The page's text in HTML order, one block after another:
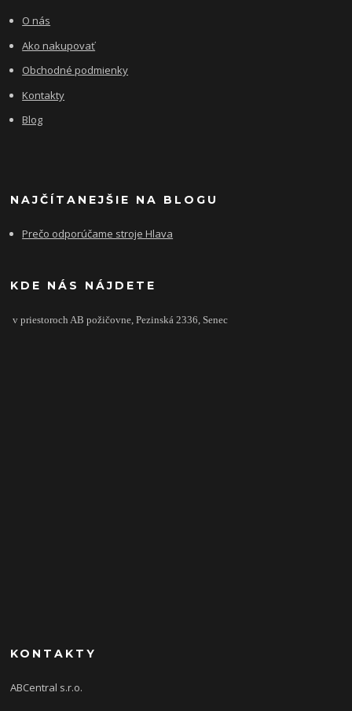
O nás
Ako nakupovať
Obchodné podmienky
Kontakty
Blog
NAJČÍTANEJŠIE NA BLOGU
Prečo odporúčame stroje Hlava
KDE NÁS NÁJDETE
v priestoroch AB požičovne,Pezinská 2336, Senec
KONTAKTY
ABCentral s.r.o.